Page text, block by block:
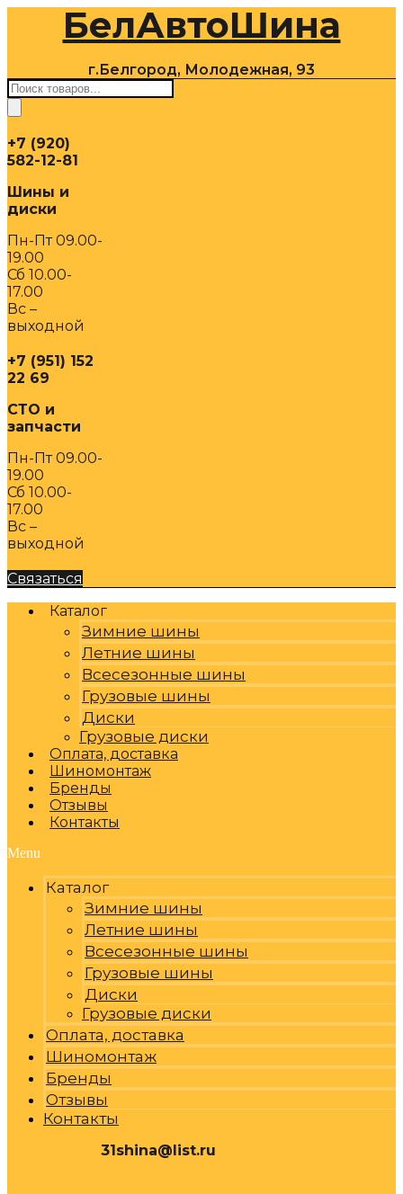
содержимомуБелАвтоШина
г.Белгород, Молодежная, 93
Поиск
товаров
+7 (920)
582-12-81
Шины и
диски
Пн-Пт 09.00-
19.00
Сб 10.00-
17.00
Вс –
выходной
+7 (951) 152
22 69
СТО и
запчасти
Пн-Пт 09.00-
19.00
Сб 10.00-
17.00
Вс –
выходной
Связаться
Каталог
Зимние шины
Летние шины
Всесезонные шины
Грузовые шины
Диски
Грузовые диски
Оплата, доставка
Шиномонтаж
Бренды
Отзывы
Контакты
Menu
Каталог
Зимние шины
Летние шины
Всесезонные шины
Грузовые шины
Диски
Грузовые диски
Оплата, доставка
Шиномонтаж
Бренды
Отзывы
Контакты
31shina@list.ru